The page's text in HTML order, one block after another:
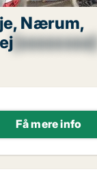
Nærum,
[xxxxxxxx]
Få mere info